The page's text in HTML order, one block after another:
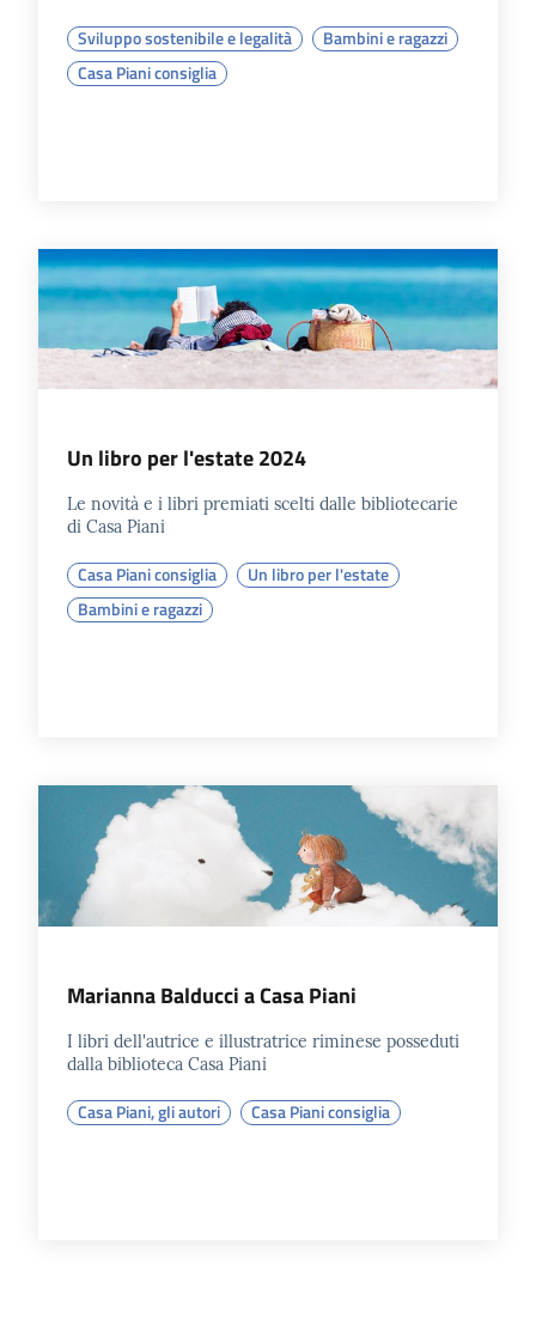
Sviluppo sostenibile e legalità
Bambini e ragazzi
Casa Piani consiglia
Un libro per l'estate 2024
Le novità e i libri premiati scelti dalle bibliotecarie
di Casa Piani
Casa Piani consiglia
Un libro per l'estate
Bambini e ragazzi
Marianna Balducci a Casa Piani
I libri dell'autrice e illustratrice riminese posseduti
dalla biblioteca Casa Piani
Casa Piani, gli autori Casa Piani consiglia